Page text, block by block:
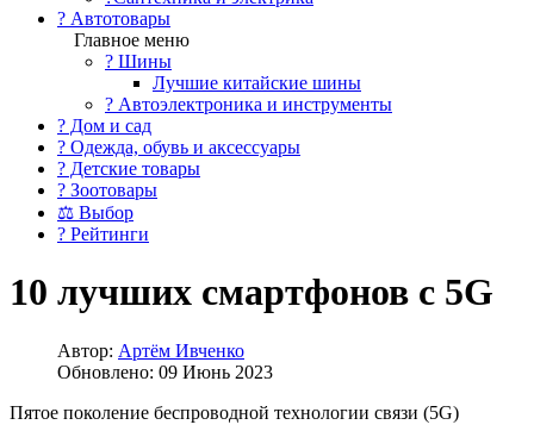
? Автотовары
Главное меню
? Шины
Лучшие китайские шины
? Автоэлектроника и инструменты
? Дом и сад
? Одежда, обувь и аксессуары
? Детские товары
? Зоотовары
⚖ Выбор
? Рейтинги
10 лучших смартфонов с 5G
Автор: Артём Ивченко
Обновлено: 09 Июнь 2023
Пятое поколение беспроводной технологии связи (5G)